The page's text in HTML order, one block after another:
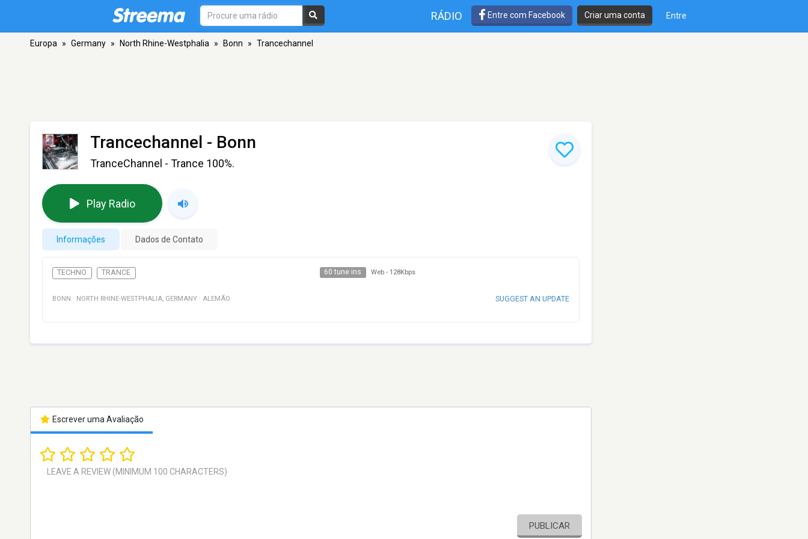
RÁDIO Entre com Facebook Criar uma conta Entre
Europa » Germany » North Rhine-Westphalia » Bonn » Trancechannel
Trancechannel - Bonn
TranceChannel - Trance 100%.
Play Radio
Informações Dados de Contato
TECHNO TRANCE 60 tune ins Web - 128Kbps
BONN · NORTH RHINE-WESTPHALIA, GERMANY · ALEMÃO SUGGEST AN UPDATE
Escrever uma Avaliação
PUBLICAR